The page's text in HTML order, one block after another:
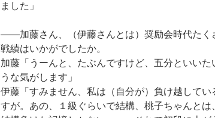
ました」
――加藤さん、（伊藤さんとは）奨励会時代たく
戦績はいかがでしたか。
加藤「うーんと、たぶんですけど、五分といい
うな気がします」
伊藤「すみません、私は（自分が）負け越して
すが。あの、１級ぐらいで結構、桃子ちゃんと